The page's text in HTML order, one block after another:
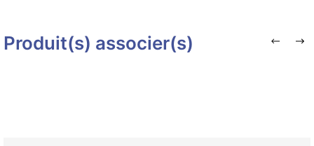
Produit(s) associer(s)